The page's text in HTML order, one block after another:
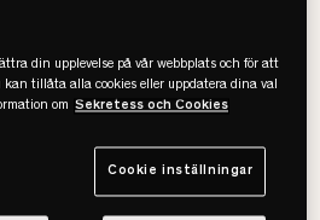
din upplevelse på vår webbplats och för att
tillåta alla cookies eller uppdatera dina val
om Sekretess och Cookies
Cookie inställningar